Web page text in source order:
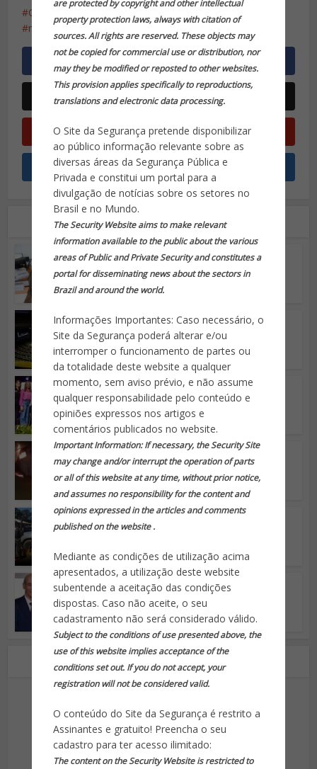
are protected by copyright and other intellectual
property protection laws, always with citation of
sources. All rights are reserved. These objects may
not be copied for commercial use or distribution, nor
may they be modified or reposted to other websites.
This provision applies specifically to reproductions,
translations and electronic data processing.
O Site da Segurança pretende disponibilizar
ao público informação relevante sobre as
diversas áreas da Segurança Pública e
Privada e constitui um portal para a
divulgação de notícias sobre os setores no
Brasil e no Mundo.
The Security Website aims to make relevant
information available to the public about the various
areas of Public and Private Security and constitutes a
portal for disseminating news about the sectors in
Brazil and around the world.
Informações Importantes: Caso necessário, o
Site da Segurança poderá alterar e/ou
interromper o funcionamento de partes ou
da totalidade deste website a qualquer
momento, sem aviso prévio, e não assume
qualquer responsabilidade pelo conteúdo e
opiniões expressos nos artigos e
comentários publicados no website.
Important Information: If necessary, the Security Site
may change and/or interrupt the operation of parts
or all of this website at any time, without prior notice,
and assumes no responsibility for the content and
opinions expressed in the articles and comments
published on the website .
Mediante as condições de utilização acima
apresentados, a utilização deste website
subentende a aceitação das condições
dispostas. Caso não aceite, o seu
cadastramento não será considerado válido.
Subject to the conditions of use presented above, the
use of this website implies acceptance of the
conditions set out. If you do not accept, your
registration will not be considered valid.
O conteúdo do Site da Segurança é restrito a
Assinantes e gratuito! Preencha o seu
cadastro para ter acesso ilimitado:
The content on the Security Website is restricted to
Coronavírus Covid 19 Fake News
golpe
ministério da saúde
whatsapp
Leia também
Opinião do Especialista • Segurança Pública
Crime Organizado mais
uma vez cogita uso de
bombas no...
Segurança Pública
Educação, saúde e
segurança pública estão
ameaçadas...
Segurança Pública
Ministro da Justiça lança
Programa Nacional de...
Segurança Pública
Mais um episódio da
‘guerra’ do RJ
Segurança Pública
Operação Hórus apreende
causa...
Segurança Pública
MJSP e GSI discutem
medidas de
fortalecimento de...
Sobre o autor